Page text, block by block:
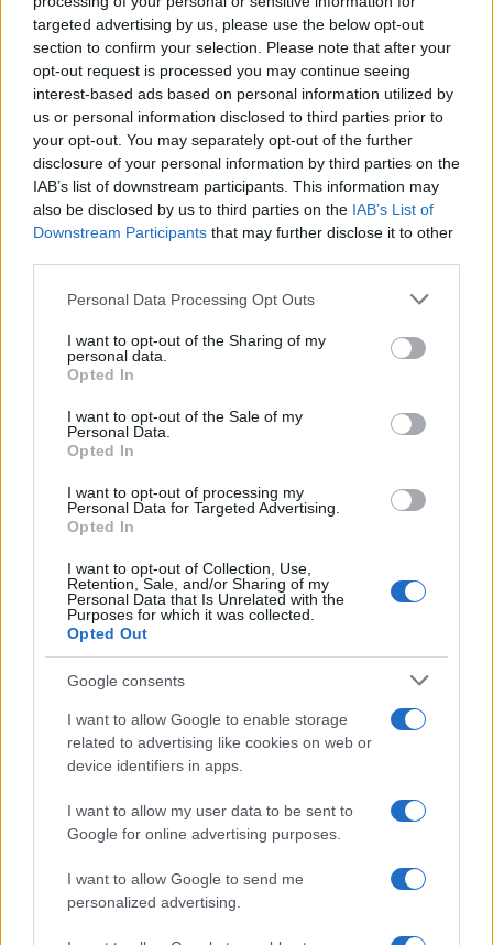
targeted advertising by us, please use the below opt-out
section to confirm your selection. Please note that after your
opt-out request is processed you may continue seeing
interest-based ads based on personal information utilized by
us or personal information disclosed to third parties prior to
your opt-out. You may separately opt-out of the further
disclosure of your personal information by third parties on the
IAB’s list of downstream participants. This information may
also be disclosed by us to third parties on the IAB’s List of
Downstream Participants that may further disclose it to other
Please note that this website/app uses one or more Google
not limited to your visit or usage behaviour. You may click to
grant or deny consent to Google and its third-party tags to
use your data for below specified purposes in below Google
consent section.
Personal Data Processing Opt Outs
I want to opt-out of the Sharing of my
personal data.
Opted In
I want to opt-out of the Sale of my
Personal Data.
Opted In
I want to opt-out of processing my
Personal Data for Targeted Advertising.
Opted In
I want to opt-out of Collection, Use,
Retention, Sale, and/or Sharing of my
Personal Data that Is Unrelated with the
Purposes for which it was collected.
Opted Out
Google consents
I want to allow Google to enable storage
related to advertising like cookies on web or
device identifiers in apps.
I want to allow my user data to be sent to
Google for online advertising purposes.
I want to allow Google to send me
personalized advertising.
Continua a leggere
B2B NEWS